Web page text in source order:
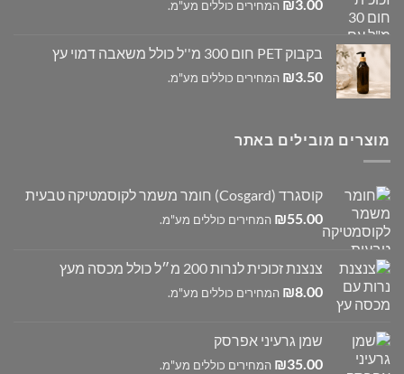
₪3.00 המחירים כוללים מע"מ.
בקבוק PET חום 300 מ''ל כולל משאבה דמוי עץ
₪3.50 המחירים כוללים מע"מ.
מוצרים מובילים באתר
קוסגרד (Cosgard) חומר משמר לקוסמטיקה טבעית
₪55.00 המחירים כוללים מע"מ.
צנצנת זכוכית לנרות 200 מ״ל כולל מכסה מעץ
₪8.00 המחירים כוללים מע"מ.
שמן גרעיני אפרסק
₪35.00 המחירים כוללים מע"מ.